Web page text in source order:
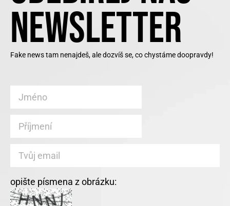
NEWSLETTER
Fake news tam nenajdeš, ale dozvíš se, co chystáme doopravdy!
opište písmena z obrázku: